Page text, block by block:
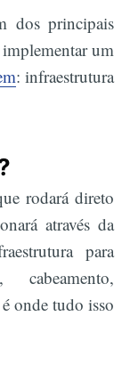
dos principais
um
: infraestrutura
rodará direto
através da
para
cabeamento,
onde tudo isso